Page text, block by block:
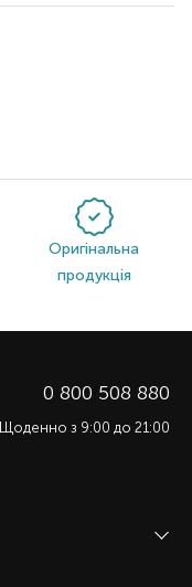
Оригінальна
продукція
0 800 508 880
Щоденно з 9:00 до 21:00